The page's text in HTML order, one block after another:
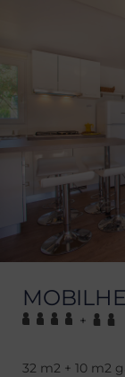
+
32 m2 + 10 m2